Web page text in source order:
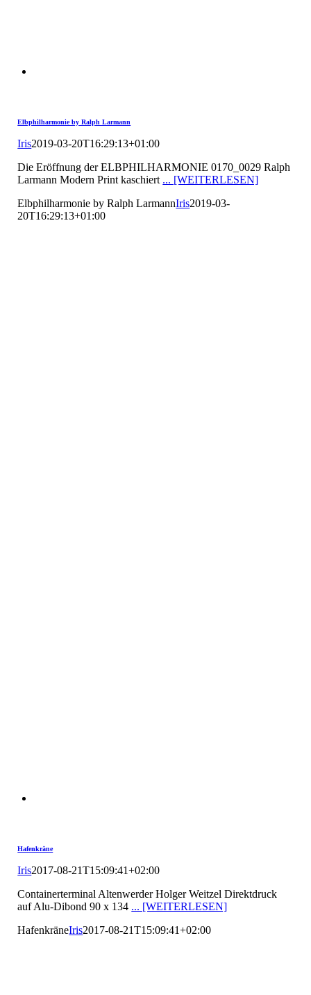
Elbphilharmonie by Ralph Larmann
Iris2019-03-20T16:29:13+01:00
Die Eröffnung der ELBPHILHARMONIE 0170_0029 Ralph
Larmann Modern Print kaschiert ... [WEITERLESEN]
Elbphilharmonie by Ralph LarmannIris2019-03-
20T16:29:13+01:00
Hafenkräne
Iris2017-08-21T15:09:41+02:00
Containerterminal Altenwerder Holger Weitzel Direktdruck
auf Alu-Dibond 90 x 134 ... [WEITERLESEN]
HafenkräneIris2017-08-21T15:09:41+02:00